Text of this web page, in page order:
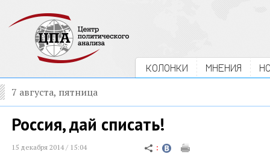
КОЛОНКИ МНЕНИЯ
7 августа, пятница
Россия, дай списать!
15 декабря 2014 / 15:04